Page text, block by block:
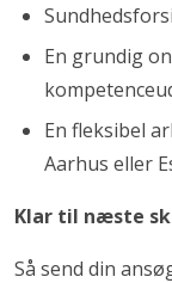
En grundig
En fleksibel
Aarhus eller
Klar til næste
Så send din